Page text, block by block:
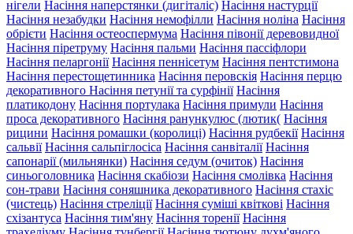
нігели Насіння наперстянки (дигіталіс) Насіння настурції
Насіння незабудки Насіння немофілли Насіння ноліна Насіння
обрієти Насіння остеоспермума Насіння півонії деревовидної
Насіння піретруму Насіння пальми Насіння пассіфлори
Насіння пеларгонії Насіння пеннісетум Насіння пентстимона
Насіння перестощетинника Насіння перовскія Насіння перцю
декоративного Насіння петунії та сурфінії Насіння
платикодону Насіння портулака Насіння примули Насіння
проса декоративного Насіння ранункулюс (лютик( Насіння
рицини Насіння ромашки (королиці) Насіння рудбекії Насіння
сальвії Насіння сальпіглосіса Насіння санвіталії Насіння
сапонарії (мильнянки) Насіння седум (очиток) Насіння
синьоголовника Насіння скабіози Насіння смолівка Насіння
сон-трави Насіння соняшника декоративного Насіння стахіс
(чистець) Насіння стреліції Насіння суміші квіткові Насіння
схізантуса Насіння тим'яну Насіння торенії Насіння